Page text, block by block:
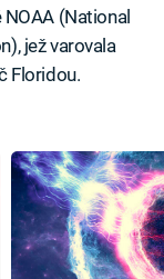
(National
jež varovala
Floridou.